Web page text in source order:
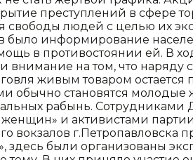
преступлений в сфере
людей с целью их
было информирование
в противостоянии ей. В
на том, что наряду с
живым товаром
обычно становятся
рабынь.
и активистами
вокзалов г.Петропавловска
здесь были организованы